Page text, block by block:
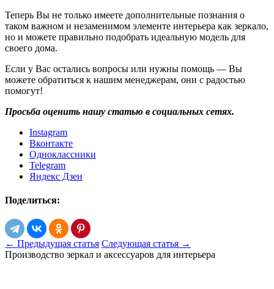
Теперь Вы не только имеете дополнительные познания о
таком важном и незаменимом элементе интерьера как зеркало,
но и можете правильно подобрать идеальную модель для
своего дома.
Если у Вас остались вопросы или нужны помощь — Вы
можете обратиться к нашим менеджерам, они с радостью
помогут!
Просьба оценить нашу статью в социальных сетях.
Instagram
Вконтакте
Одноклассники
Telegram
Яндекс Дзен
Поделиться:
← Предыдущая статья Следующая статья →
Производство зеркал и аксессуаров для интерьера